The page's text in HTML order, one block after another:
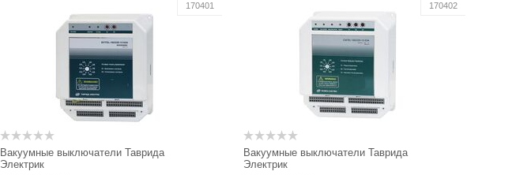
170401
Вакуумные выключатели Таврида
Электрик
170402
Вакуумные выключатели Таврида
Электрик